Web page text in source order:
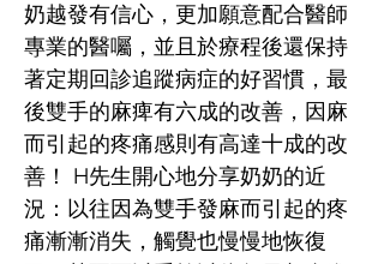
奶越發有信心，更加願意配合醫師
專業的醫囑，並且於療程後還保持
著定期回診追蹤病症的好習慣，最
後雙手的麻痺有六成的改善，因麻
而引起的疼痛感則有高達十成的改
善！ H先生開心地分享奶奶的近
況：以往因為雙手發麻而引起的疼
痛漸漸消失，觸覺也慢慢地恢復